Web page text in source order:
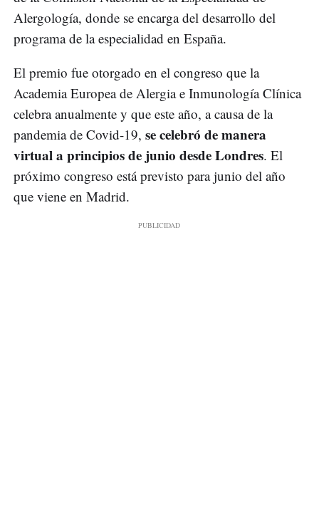
Alergología, donde se encarga del desarrollo del
programa de la especialidad en España.
El premio fue otorgado en el congreso que la
Academia Europea de Alergia e Inmunología Clínica
celebra anualmente y que este año, a causa de la
pandemia de Covid-19, se celebró de manera
virtual a principios de junio desde Londres. El
próximo congreso está previsto para junio del año
que viene en Madrid.